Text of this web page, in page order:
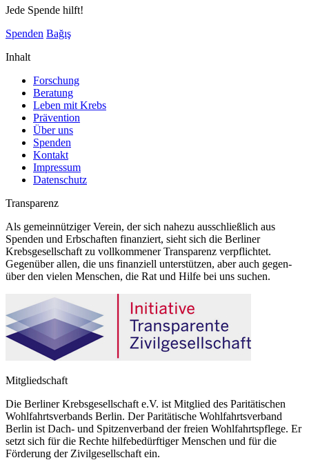
Jede Spende hilft!
Spenden Bağış
Inhalt
Forschung
Beratung
Leben mit Krebs
Prävention
Über uns
Spenden
Kontakt
Impressum
Datenschutz
Transparenz
Als gemeinnütziger Verein, der sich nahezu ausschließlich aus
Spenden und Erbschaften finanziert, sieht sich die Berliner
Krebsgesellschaft zu vollkommener Transparenz verpflichtet.
Gegenüber allen, die uns finanziell unterstützen, aber auch gegen-
über den vielen Menschen, die Rat und Hilfe bei uns suchen.
Mitgliedschaft
Die Berliner Krebsgesellschaft e.V. ist Mitglied des Paritätischen
Wohlfahrtsverbands Berlin. Der Paritätische Wohlfahrtsverband
Berlin ist Dach- und Spitzenverband der freien Wohlfahrtspflege. Er
setzt sich für die Rechte hilfebedürftiger Menschen und für die
Förderung der Zivilgesellschaft ein.